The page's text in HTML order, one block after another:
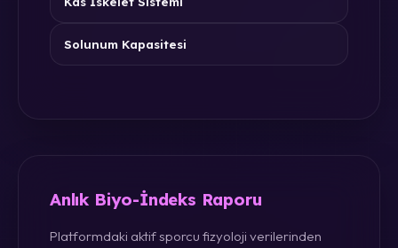
Solunum Kapasitesi
Anlık Biyo-İndeks Raporu
Platformdaki aktif sporcu fizyoloji verilerinden